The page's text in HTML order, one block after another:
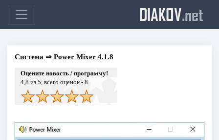
DIAKOV.net
Система ⇒ Power Mixer 4.1.8
Оцените новость / программу!
4,8 из 5, всего оценок - 8